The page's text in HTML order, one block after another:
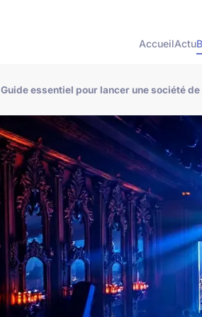
AccueilActu
Guide essentiel pour lancer une société